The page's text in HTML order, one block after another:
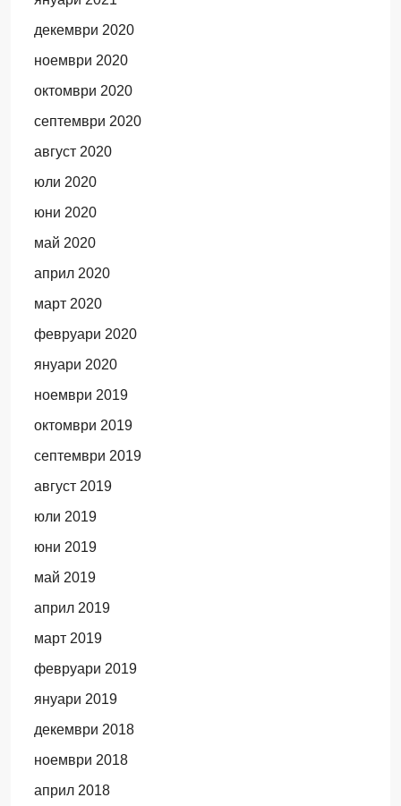
декември 2020
ноември 2020
октомври 2020
септември 2020
август 2020
юли 2020
юни 2020
май 2020
април 2020
март 2020
февруари 2020
януари 2020
ноември 2019
октомври 2019
септември 2019
август 2019
юли 2019
юни 2019
май 2019
април 2019
март 2019
февруари 2019
януари 2019
декември 2018
ноември 2018
април 2018